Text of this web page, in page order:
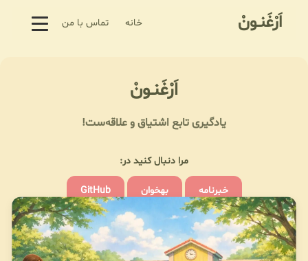
اَرْغَنـونْ خانه تماس با من
اَرْغَنـونْ
یادگیری تابع اشتیاق و علاقه‌ست!
مرا دنبال کنید در:
خبرنامه بهخوان GitHub